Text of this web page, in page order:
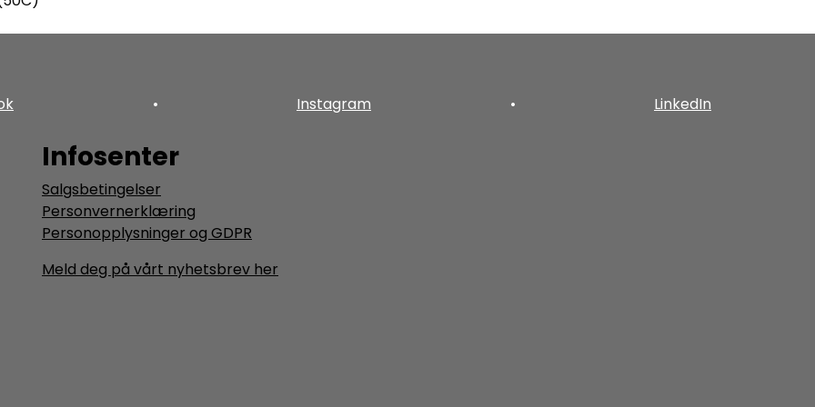
• Instagram • LinkedIn
Infosenter
Salgsbetingelser
Personvernerklæring
Personopplysninger og GDPR
Meld deg på vårt nyhetsbrev her